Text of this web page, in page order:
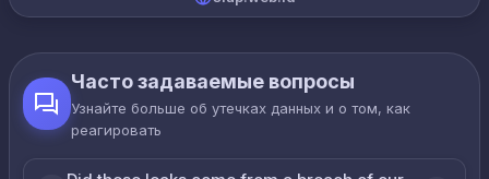
Часто задаваемые вопросы
Узнайте больше об утечках данных и о том, как
реагировать